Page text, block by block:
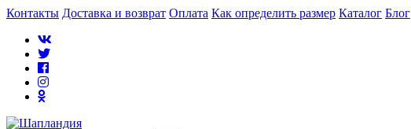
Контакты Доставка и возврат Оплата Как определить размер Каталог Блог